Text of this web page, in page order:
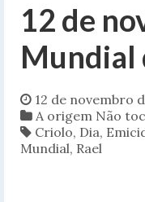
12 de
Mundial
12 de novembro
A origem Não
Criolo, Dia,
Mundial, Rael